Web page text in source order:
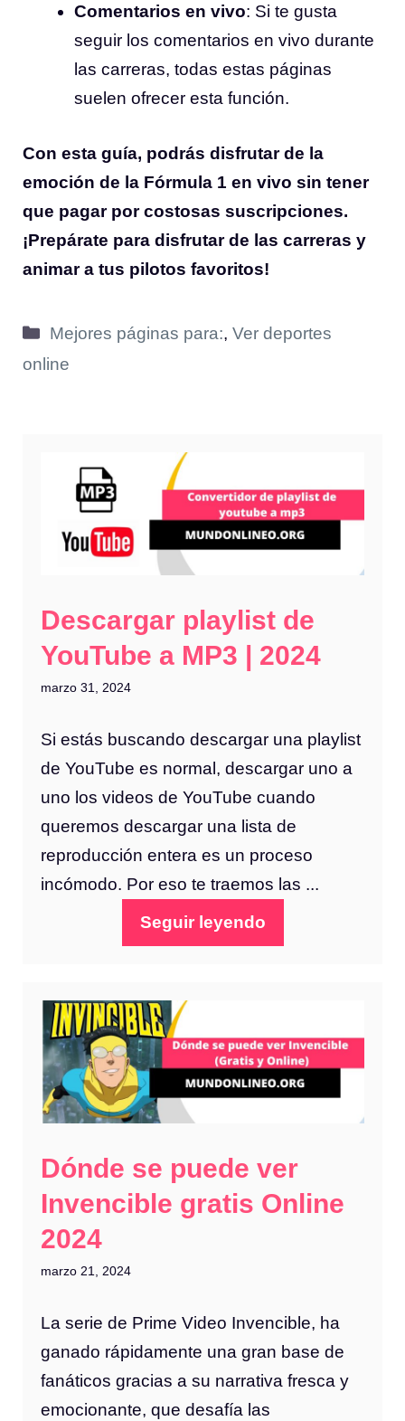
Comentarios en vivo: Si te gusta
seguir los comentarios en vivo durante
las carreras, todas estas páginas
suelen ofrecer esta función.
Con esta guía, podrás disfrutar de la
emoción de la Fórmula 1 en vivo sin tener
que pagar por costosas suscripciones.
¡Prepárate para disfrutar de las carreras y
animar a tus pilotos favoritos!
Categorías
Mejores páginas para:,Ver deportes
online
Descargar playlist de
YouTube a MP3 | 2024
marzo 31, 2024
Si estás buscando descargar una playlist
de YouTube es normal, descargar uno a
uno los videos de YouTube cuando
queremos descargar una lista de
reproducción entera es un proceso
incómodo. Por eso te traemos las ...
Seguir leyendo
Dónde se puede ver
Invencible gratis Online
2024
marzo 21, 2024
La serie de Prime Video Invencible, ha
ganado rápidamente una gran base de
fanáticos gracias a su narrativa fresca y
emocionante, que desafía las